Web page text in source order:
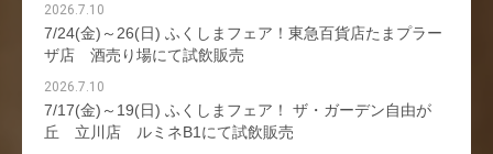
2026.7.10
7/24(金)～26(日) ふくしまフェア！東急百貨店たまプラー
ザ店 酒売り場にて試飲販売
2026.7.10
7/17(金)～19(日) ふくしまフェア！ ザ・ガーデン自由が
丘 立川店 ルミネB1にて試飲販売